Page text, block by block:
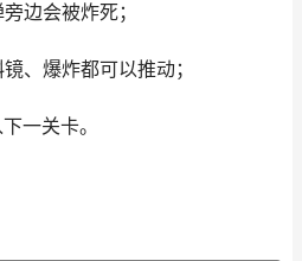
边会被炸死；
、爆炸都可以推动；
一关卡。